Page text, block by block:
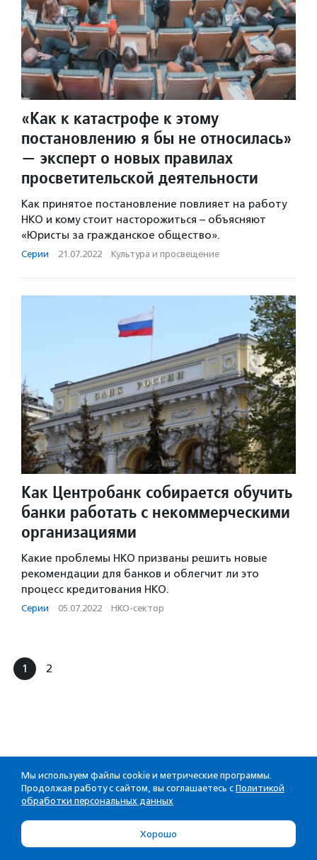
«Как к катастрофе к этому
постановлению я бы не относилась»
— эксперт о новых правилах
просветительской деятельности
Как принятое постановление повлияет на работу
НКО и кому стоит насторожиться – объясняют
«Юристы за гражданское общество».
Серии · 21.07.2022 · Культура и просвещение
Как Центробанк собирается обучить
банки работать с некоммерческими
организациями
Какие проблемы НКО призваны решить новые
рекомендации для банков и облегчит ли это
процесс кредитования НКО.
Серии · 05.07.2022 · НКО-сектор
1 2
Мы используем файлы cookie и метрические программы.
Продолжая работу с сайтом, вы соглашаетесь с Политикой
обработки персональных данных
Хорошо